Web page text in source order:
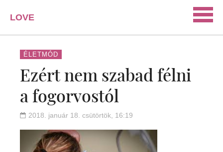
LOVE
PORTAL
SZERELEM
ISMERKEDÉS
PÁRKAPCSOLAT
HÁZASSÁG
KAPCSOLAT
ÉLETMÓD
Ezért nem szabad félni
a fogorvostól
2018. január 18. csütörtök, 16:19